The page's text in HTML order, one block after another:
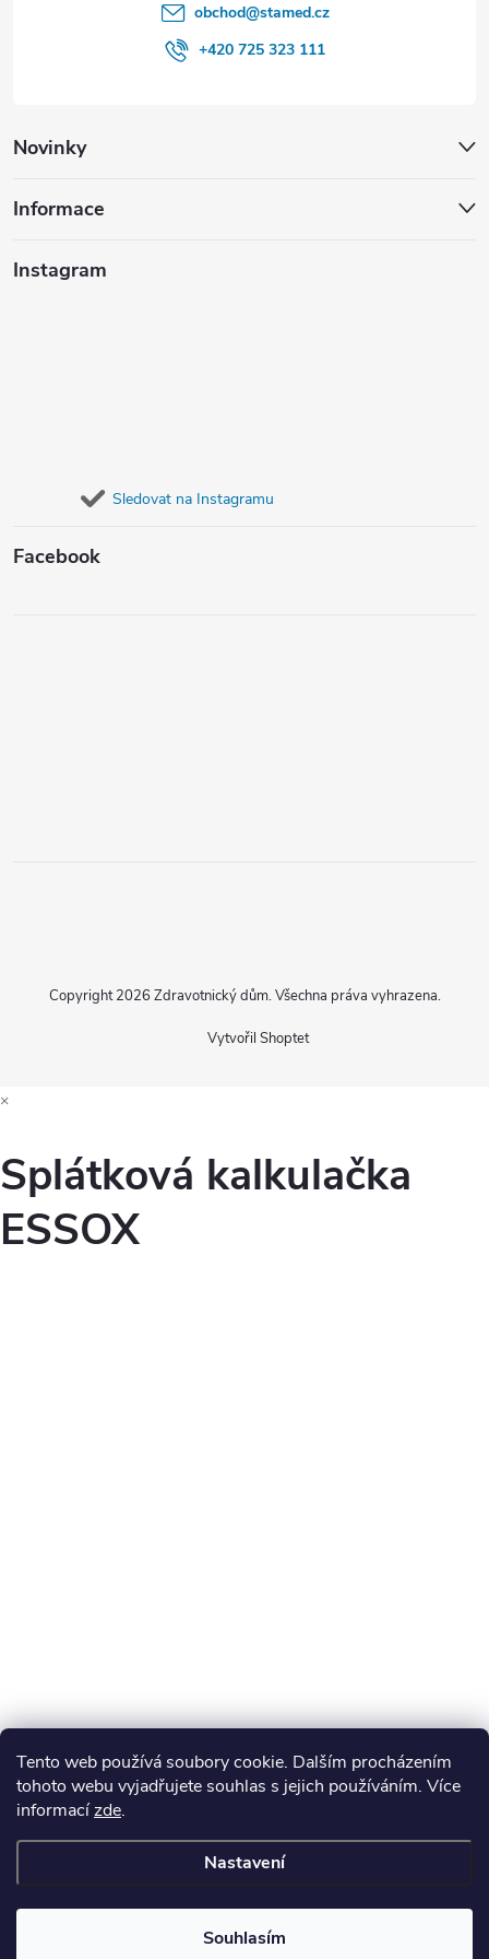
Tento web používá soubory cookie. Dalším procházením
tohoto webu vyjadřujete souhlas s jejich používáním. Více
informacízde.
Nastavení
Souhlasím
Novinky
Informace
Instagram
Sledovat na Instagramu
Facebook
obchod@stamed.cz
+420 725 323 111
Vytvořil Shoptet
Copyright 2026 Zdravotnický dům. Všechna práva vyhrazena.
×
Splátková kalkulačka
ESSOX